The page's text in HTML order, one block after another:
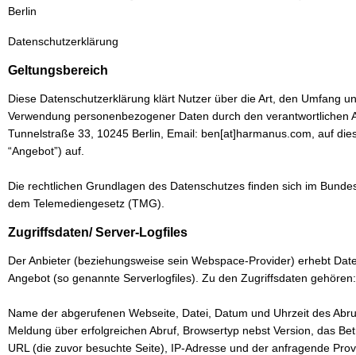
Berlin
Datenschutzerklärung
Geltungsbereich
Diese Datenschutzerklärung klärt Nutzer über die Art, den Umfang
Verwendung personenbezogener Daten durch den verantwortlichen
Tunnelstraße 33, 10245 Berlin, Email: ben[at]harmanus.com, auf
“Angebot”) auf.
Die rechtlichen Grundlagen des Datenschutzes finden sich im
dem Telemediengesetz (TMG).
Zugriffsdaten/ Server-Logfiles
Der Anbieter (beziehungsweise sein Webspace-Provider) erhebt
Angebot (so genannte Serverlogfiles). Zu den Zugriffsdaten gehören:
Name der abgerufenen Webseite, Datei, Datum und Uhrzeit des
Meldung über erfolgreichen Abruf, Browsertyp nebst Version, das
URL (die zuvor besuchte Seite), IP-Adresse und der anfragende